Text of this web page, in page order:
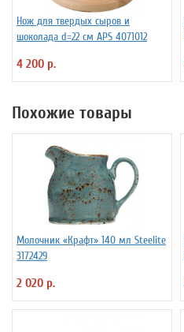
Нож для твердых сыров и
шоколада d=22 см APS 4071012
4 200 р.
Похожие товары
Молочник «Крафт» 140 мл Steelite
3172429
2 020 р.